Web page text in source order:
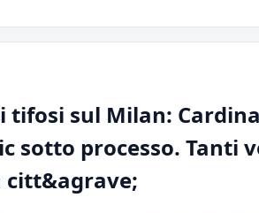
tifosi sul Milan:
sotto processo. Tanti